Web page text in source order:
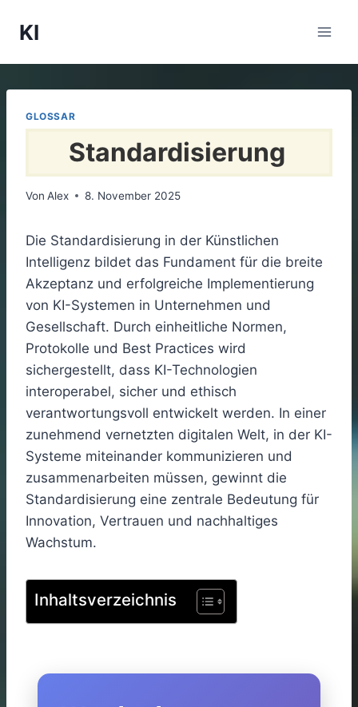
Inhalt
KI
GLOSSAR
Standardisierung
Von Alex 8. November 2025
Die Standardisierung in der Künstlichen
Intelligenz bildet das Fundament für die breite
Akzeptanz und erfolgreiche Implementierung
von KI-Systemen in Unternehmen und
Gesellschaft. Durch einheitliche Normen,
Protokolle und Best Practices wird
sichergestellt, dass KI-Technologien
interoperabel, sicher und ethisch
verantwortungsvoll entwickelt werden. In einer
zunehmend vernetzten digitalen Welt, in der KI-
Systeme miteinander kommunizieren und
zusammenarbeiten müssen, gewinnt die
Standardisierung eine zentrale Bedeutung für
Innovation, Vertrauen und nachhaltiges
Wachstum.
Inhaltsverzeichnis